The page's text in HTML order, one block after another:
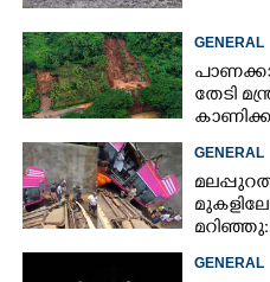
GENERAL
തേടി
നഗരസഭ
GENERAL
മറിഞ്ഞു:
പരിക്ക്,
GENERAL